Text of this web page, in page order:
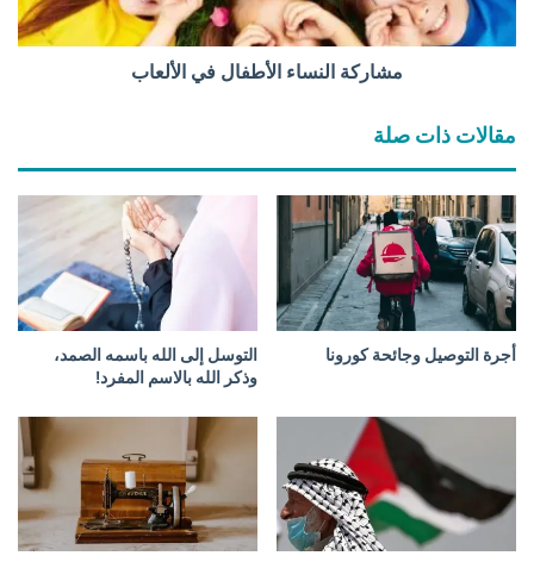
ن
ا
ل
أ
ط
ف
ا
ل
ف
ي
أ
ا
ب
مشاركة النساء الأطفال في الألعاب
مقالات ذات صلة
أجرة التوصيل وجائحة كورونا
التوسل إلى الله باسمه الصمد،
وذكر الله بالاسم المفرد!